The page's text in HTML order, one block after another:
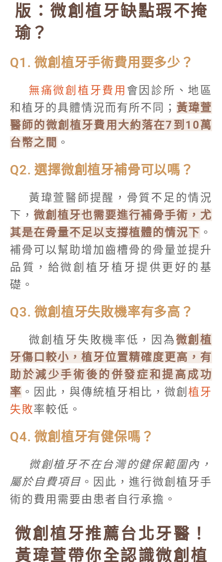
版：微創植牙缺點瑕不掩
瑜？
Q1. 微創植牙手術費用要多少？
無痛微創植牙費用 會因診所、地區
和植牙的具體情況而有所不同； 黃瑋萱
醫師的微創植牙費用大約落在7到10萬
台幣之間 。
Q2. 選擇微創植牙補骨可以嗎？
黃瑋萱醫師提醒，骨質不足的情況
下， 微創植牙也需要進行補骨手術，尤
其是在骨量不足以支撐植體的情況下 。
補骨可以幫助增加齒槽骨的骨量並提升
品質，給微創植牙植牙提供更好的基
礎。
Q3. 微創植牙失敗機率有多高？
微創植牙失敗機率低，因為微創植
牙傷口較小，植牙位置精確度更高，有
助於減少手術後的併發症和提高成功
率 。因此，與傳統植牙相比，微創 植牙
失敗率較低。
Q4. 微創植牙有健保嗎？
微創植牙不在台灣的健保範圍內，
屬於自費項目 。因此，進行微創植牙手
術的費用需要由患者自行承擔。
微創植牙推薦台北牙醫！
黃瑋萱帶你全認識微創植